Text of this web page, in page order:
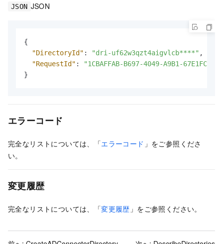
JSON JSON
{
"DirectoryId" : "dri-uf62w3qzt4aigvlcb****" ,
"RequestId" :
"1CBAFFAB-B697-4049-A9B1-
}
エラーコード
完全なリストについては、「エラーコード 」をご参照くださ
い。
変更履歴
完全なリストについては、「変更履歴 」をご参照ください。